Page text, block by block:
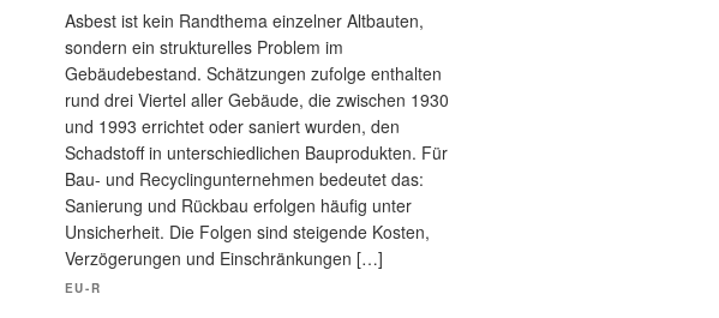
Asbest ist kein Randthema einzelner Altbauten,
sondern ein strukturelles Problem im
Gebäudebestand. Schätzungen zufolge enthalten
rund drei Viertel aller Gebäude, die zwischen 1930
und 1993 errichtet oder saniert wurden, den
Schadstoff in unterschiedlichen Bauprodukten. Für
Bau- und Recyclingunternehmen bedeutet das:
Sanierung und Rückbau erfolgen häufig unter
Unsicherheit. Die Folgen sind steigende Kosten,
Verzögerungen und Einschränkungen […]
EU-R